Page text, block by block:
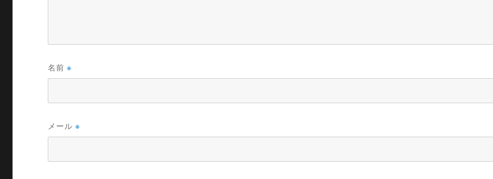
名前※
メール※